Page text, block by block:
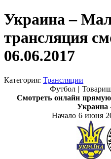
Украина –
трансляция
06.06.2017
Категория: Трансляции
Футбол |
Смотреть онлайн
Украина
Начало 6 июня